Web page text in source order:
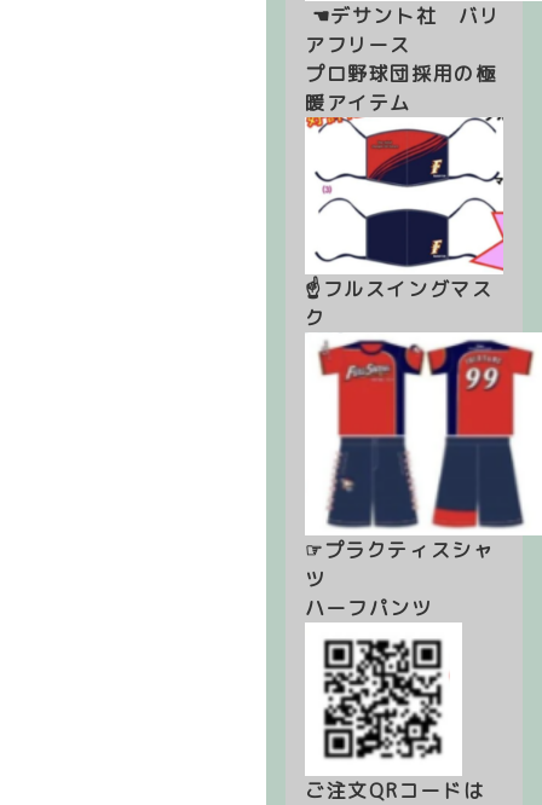
アフリース
プロ野球団採用の極
暖アイテム
☝フルスイングマス
ク
☞プラクティスシャ
ツ
ハーフパンツ
ご注文QRコードは